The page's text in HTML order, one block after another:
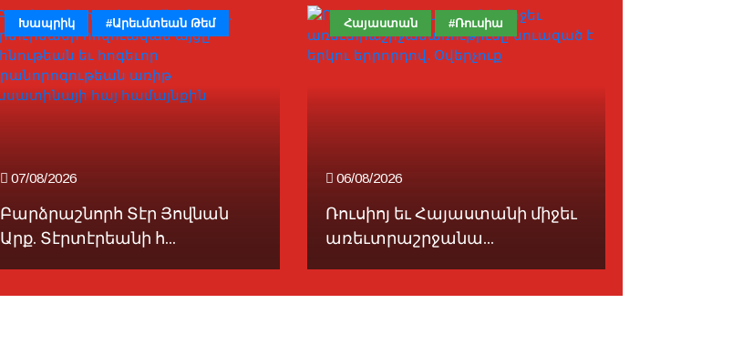
07/08/2026
Բարձրաշնորհ Տէր Յովնան
Արք. Տէրտէրեանի հ...
Խապրիկ #Արեւմտեան Թեմ
06/08/2026
Ռուսիոյ եւ Հայաստանի միջեւ
առեւտրաշրջանա...
Հայաստան #Ռուսիա